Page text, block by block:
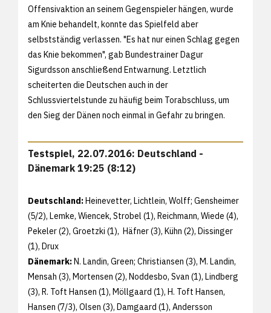
Offensivaktion an seinem Gegenspieler hängen, wurde
am Knie behandelt, konnte das Spielfeld aber
selbstständig verlassen. "Es hat nur einen Schlag gegen
das Knie bekommen", gab Bundestrainer Dagur
Sigurdsson anschließend Entwarnung. Letztlich
scheiterten die Deutschen auch in der
Schlussviertelstunde zu häufig beim Torabschluss, um
den Sieg der Dänen noch einmal in Gefahr zu bringen.
Testspiel, 22.07.2016: Deutschland -
Dänemark 19:25 (8:12)
Deutschland:Heinevetter, Lichtlein, Wolff; Gensheimer
(5/2), Lemke, Wiencek, Strobel (1), Reichmann, Wiede (4),
Pekeler (2), Groetzki (1), Häfner (3), Kühn (2), Dissinger
(1), Drux
Dänemark:N. Landin, Green; Christiansen (3), M. Landin,
Mensah (3), Mortensen (2), Noddesbo, Svan (1), Lindberg
(3), R. Toft Hansen (1), Möllgaard (1), H. Toft Hansen,
Hansen (7/3), Olsen (3), Damgaard (1), Andersson